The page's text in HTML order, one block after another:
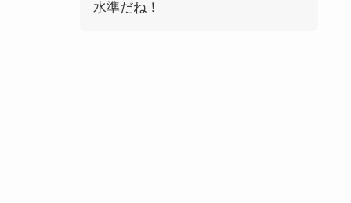
水準だね！